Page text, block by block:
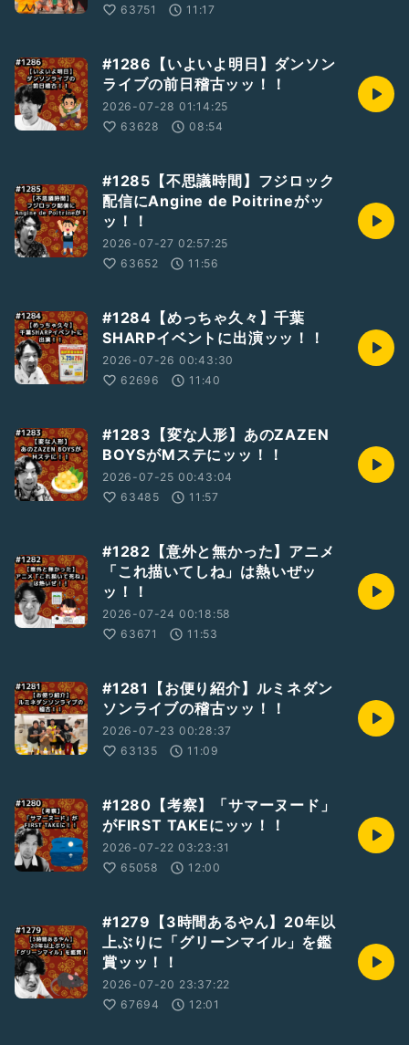
63751
11:17
#1286【いよいよ明日】ダンソン
ライブの前日稽古ッッ！！
2026-07-28 01:14:25
63628
08:54
#1285【不思議時間】フジロック
配信にAngine de Poitrineがッ
ッ！！
2026-07-27 02:57:25
63652
11:56
#1284【めっちゃ久々】千葉
SHARPイベントに出演ッッ！！
2026-07-26 00:43:30
62696
11:40
#1283【変な人形】あのZAZEN
BOYSがMステにッッ！！
2026-07-25 00:43:04
63485
11:57
#1282【意外と無かった】アニメ
「これ描いてしね」は熱いぜッ
ッ！！
2026-07-24 00:18:58
63671
11:53
#1281【お便り紹介】ルミネダン
ソンライブの稽古ッッ！！
2026-07-23 00:28:37
63135
11:09
#1280【考察】「サマーヌード」
がFIRST TAKEにッッ！！
2026-07-22 03:23:31
65058
12:00
#1279【3時間あるやん】20年以
上ぶりに「グリーンマイル」を鑑
賞ッッ！！
2026-07-20 23:37:22
67694
12:01